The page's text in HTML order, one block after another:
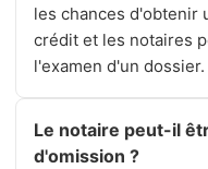
les chances d'obtenir
crédit et les notaires
l'examen d'un dossier.
Le notaire peut-il
d'omission ?